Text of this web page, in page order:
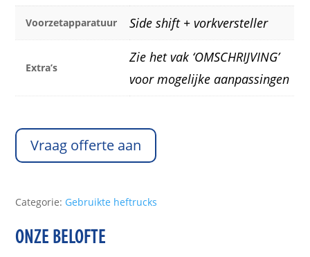
Voorzetapparatuur Side shift + vorkversteller
Extra’s
Zie het vak ‘OMSCHRIJVING’
voor mogelijke aanpassingen
Vraag offerte aan
Categorie: Gebruikte heftrucks
ONZE BELOFTE